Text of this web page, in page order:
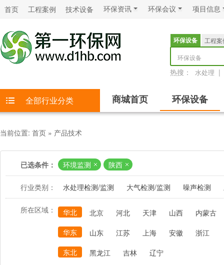
首页 工程案例 技术设备 环保资讯 环保会议 项目信息
环保设备
工程案
环保设备
热搜： 水处理 |
全部行业分类 商城首页 环保设备
当前位置: 首页 » 产品技术
已选条件： 环境监测 陕西
行业类别： 水处理检测/监测 大气检测/监测 噪声检测
所在区域： 华北 北京 河北 天津 山西
内蒙古
华东
山东 江苏 上海 安徽
浙江
东北
黑龙江 吉林 辽宁